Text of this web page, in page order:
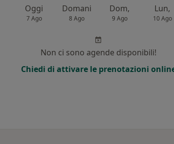
Oggi
7 Ago
Domani
8 Ago
Dom,
9 Ago
Lun,
10 Ago
Non ci sono agende disponibili!
Chiedi di attivare le prenotazioni